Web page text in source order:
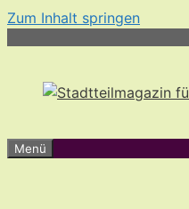
Zum Inhalt springen
Menü